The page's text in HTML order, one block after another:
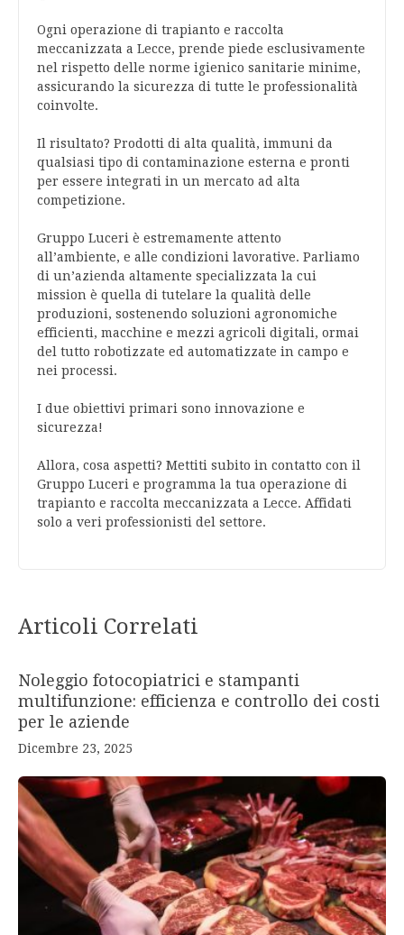
Ogni operazione di trapianto e raccolta
meccanizzata a Lecce, prende piede esclusivamente
nel rispetto delle norme igienico sanitarie minime,
assicurando la sicurezza di tutte le professionalità
coinvolte.
Il risultato? Prodotti di alta qualità, immuni da
qualsiasi tipo di contaminazione esterna e pronti
per essere integrati in un mercato ad alta
competizione.
Gruppo Luceri è estremamente attento
all’ambiente, e alle condizioni lavorative. Parliamo
di un’azienda altamente specializzata la cui
mission è quella di tutelare la qualità delle
produzioni, sostenendo soluzioni agronomiche
efficienti, macchine e mezzi agricoli digitali, ormai
del tutto robotizzate ed automatizzate in campo e
nei processi.
I due obiettivi primari sono innovazione e
sicurezza!
Allora, cosa aspetti? Mettiti subito in contatto con il
Gruppo Luceri e programma la tua operazione di
trapianto e raccolta meccanizzata a Lecce. Affidati
solo a veri professionisti del settore.
Articoli Correlati
Noleggio fotocopiatrici e stampanti
multifunzione: efficienza e controllo dei costi
per le aziende
Dicembre 23, 2025